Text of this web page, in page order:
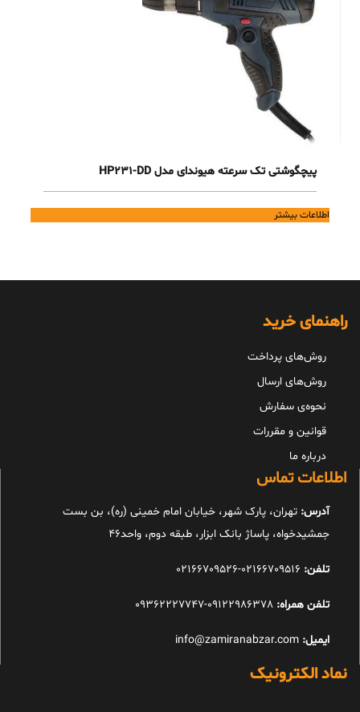
پیچگوشتی تک سرعته هیوندای مدل HP231-DD
اطلاعات بیشتر
راهنمای خرید
روش‌های پرداخت
روش‌های ارسال
نحوه‌ی سفارش
قوانین و مقررات
درباره ما
اطلاعات تماس
آدرس: تهران، پارک شهر، خیابان امام خمینی (ره)، بن بست
جمشیدخواه، پاساژ بانک ابزار، طبقه دوم، واحد46
تلفن:
تلفن همراه: 09122986378-09362227747
ایمیل:
نماد الکترونیک